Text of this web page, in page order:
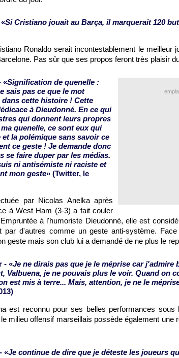
Si Cristiano jouait au Barça, il marquerait 120
Ronaldo serait incontestablement le meilleur
Pas sûr que ses propos feront très plaisir
«Signification de quenelle :
sais pas ce que le mot
cette histoire ! Cette
à Dieudonné. En ce qui
qui donnent leurs propres
quenelle, ce sont eux qui
la polémique sans savoir ce
ce geste ! Je demande donc
se faire duper par les médias.
ni antisémiste ni raciste et
mon geste» (Twitter, le
par Nicolas Anelka après
à West Ham (3-3) a fait couler
à l'humoriste Dieudonné, elle est
par d'autres comme un geste anti-système.
geste mais son club lui a demandé de ne plus le
- «Je ne dirais pas que je le méprise car j'admire
Valbuena, je ne pouvais plus le voir. Quand on
est mis à terre... Mais, attention, je ne le
est reconnu pour ses belles performances sous
milieu offensif marseillais possède également une
«Je continue de dire que je déteste les joueurs